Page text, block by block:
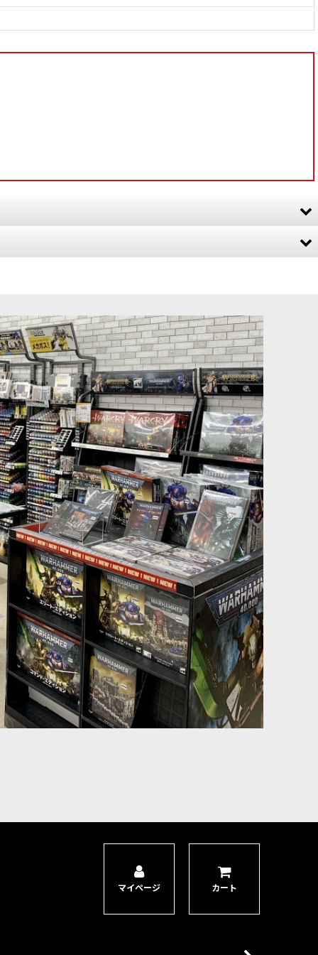
違う遊びができる 想定される役割（ポイント） ク＝タ…
見の一冊（136ページ）。データシートを始めとした、マッ
。プッシュフィット式のマルチパーツプラスチック製シタデ
るのと同時に、彼は落胆した敵に神のような全滅の力を放つ。
チュア1体。長く愛されてきたキャラクターが新造形となって
、銀河の重要な種族に対して何百万人もの軍団を率いてい
・ストーンブロウ
[ウォースクロールカード] ルミネス・レルムロード 日本
語版[87-03]
4,900円(税込)
マイページ カート